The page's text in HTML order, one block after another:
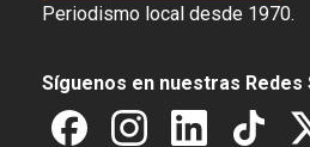
Periodismo local desde 1970.
Síguenos en nuestras Redes